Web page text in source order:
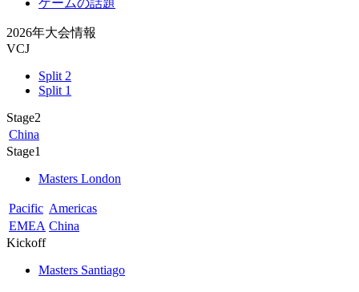
ゲームの話題
2026年大会情報
VCJ
Split 2
Split 1
Stage2
China
Stage1
Masters London
Pacific Americas
EMEA China
Kickoff
Masters Santiago